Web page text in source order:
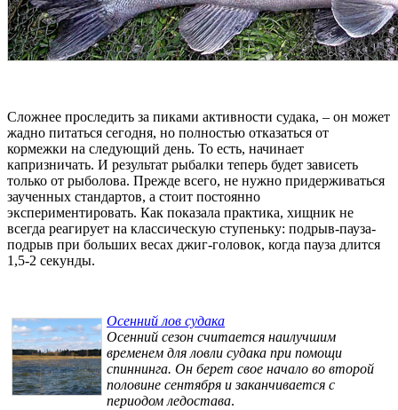
Сложнее проследить за пиками активности судака, – он может
жадно питаться сегодня, но полностью отказаться от
кормежки на следующий день. То есть, начинает
капризничать. И результат рыбалки теперь будет зависеть
только от рыболова. Прежде всего, не нужно придерживаться
заученных стандартов, а стоит постоянно
экспериментировать. Как показала практика, хищник не
всегда реагирует на классическую ступеньку: подрыв-пауза-
подрыв при больших весах джиг-головок, когда пауза длится
1,5-2 секунды.
Осенний лов судака
Осенний сезон считается наилучшим
временем для ловли судака при помощи
спиннинга. Он берет свое начало во второй
половине сентября и заканчивается с
периодом ледостава.